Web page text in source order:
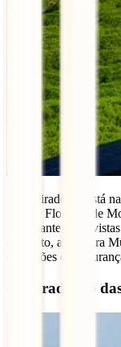
Este miradouro está
Parque Florestal de
restaurante, com
devoluto, a Câmara
condições de
8- Miradouro